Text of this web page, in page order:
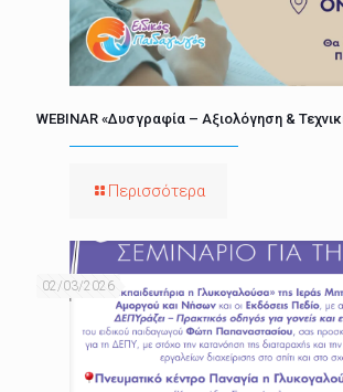
WEBINAR «Δυσγραφία – Αξιολόγηση &
Περισσότερα
02/03/2026